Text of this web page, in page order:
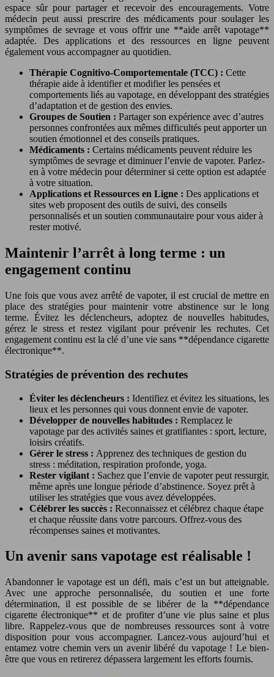
espace sûr pour partager et recevoir des encouragements. Votre
médecin peut aussi prescrire des médicaments pour soulager les
symptômes de sevrage et vous offrir une **aide arrêt vapotage**
adaptée. Des applications et des ressources en ligne peuvent
également vous accompagner au quotidien.
Thérapie Cognitivo-Comportementale (TCC) : Cette
thérapie aide à identifier et modifier les pensées et
comportements liés au vapotage, en développant des stratégies
d’adaptation et de gestion des envies.
Groupes de Soutien : Partager son expérience avec d’autres
personnes confrontées aux mêmes difficultés peut apporter un
soutien émotionnel et des conseils pratiques.
Médicaments : Certains médicaments peuvent réduire les
symptômes de sevrage et diminuer l’envie de vapoter. Parlez-
en à votre médecin pour déterminer si cette option est adaptée
à votre situation.
Applications et Ressources en Ligne : Des applications et
sites web proposent des outils de suivi, des conseils
personnalisés et un soutien communautaire pour vous aider à
rester motivé.
Maintenir l’arrêt à long terme : un
engagement continu
Une fois que vous avez arrêté de vapoter, il est crucial de mettre en
place des stratégies pour maintenir votre abstinence sur le long
terme. Évitez les déclencheurs, adoptez de nouvelles habitudes,
gérez le stress et restez vigilant pour prévenir les rechutes. Cet
engagement continu est la clé d’une vie sans **dépendance cigarette
électronique**.
Stratégies de prévention des rechutes
Éviter les déclencheurs : Identifiez et évitez les situations, les
lieux et les personnes qui vous donnent envie de vapoter.
Développer de nouvelles habitudes : Remplacez le
vapotage par des activités saines et gratifiantes : sport, lecture,
loisirs créatifs.
Gérer le stress : Apprenez des techniques de gestion du
stress : méditation, respiration profonde, yoga.
Rester vigilant : Sachez que l’envie de vapoter peut ressurgir,
même après une longue période d’abstinence. Soyez prêt à
utiliser les stratégies que vous avez développées.
Célébrer les succès : Reconnaissez et célébrez chaque étape
et chaque réussite dans votre parcours. Offrez-vous des
récompenses saines et motivantes.
Un avenir sans vapotage est réalisable !
Abandonner le vapotage est un défi, mais c’est un but atteignable.
Avec une approche personnalisée, du soutien et une forte
détermination, il est possible de se libérer de la **dépendance
cigarette électronique** et de profiter d’une vie plus saine et plus
libre. Rappelez-vous que de nombreuses ressources sont à votre
disposition pour vous accompagner. Lancez-vous aujourd’hui et
entamez votre chemin vers un avenir libéré du vapotage ! Le bien-
être que vous en retirerez dépassera largement les efforts fournis.